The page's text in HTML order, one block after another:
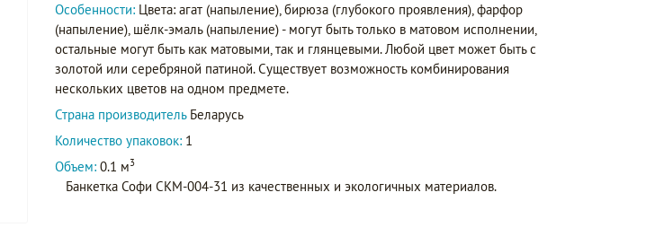
Особенности: Цвета: агат (напыление), бирюза (глубокого проявления), фарфор
(напыление), шёлк-эмаль (напыление) - могут быть только в матовом исполнении,
остальные могут быть как матовыми, так и глянцевыми. Любой цвет может быть с
золотой или серебряной патиной. Существует возможность комбинирования
нескольких цветов на одном предмете.
Страна производитель Беларусь
Количество упаковок: 1
Объем: 0.1 м3
Банкетка Софи СКМ-004-31 из качественных и экологичных материалов.